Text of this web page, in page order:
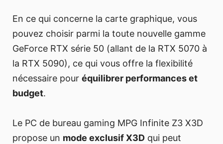
En ce qui concerne la carte graphique, vous
pouvez choisir parmi la toute nouvelle gamme
GeForce RTX série 50 (allant de la RTX 5070 à
la RTX 5090), ce qui vous offre la flexibilité
nécessaire pour équilibrer performances et
budget.
Le PC de bureau gaming MPG Infinite Z3 X3D
propose un mode exclusif X3D qui peut